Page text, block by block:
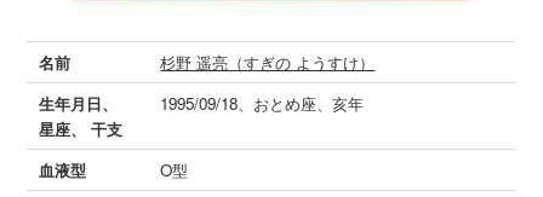
名前
杉野 遥亮（すぎの ようすけ）
生年月日、
星座、 干支
1995/09/18、おとめ座、亥年
血液型
O型